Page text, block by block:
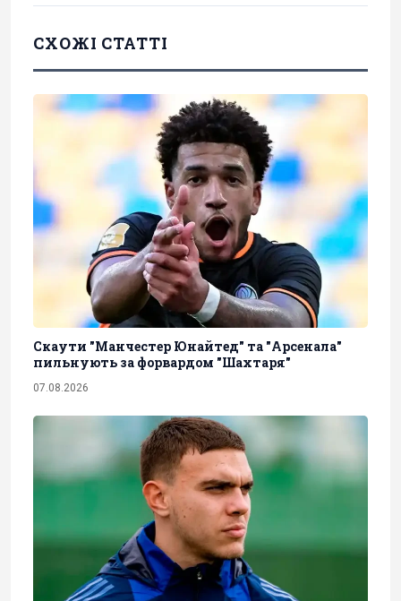
СХОЖІ СТАТТІ
Скаути "Манчестер Юнайтед" та "Арсенала"
пильнують за форвардом "Шахтаря"
07.08.2026